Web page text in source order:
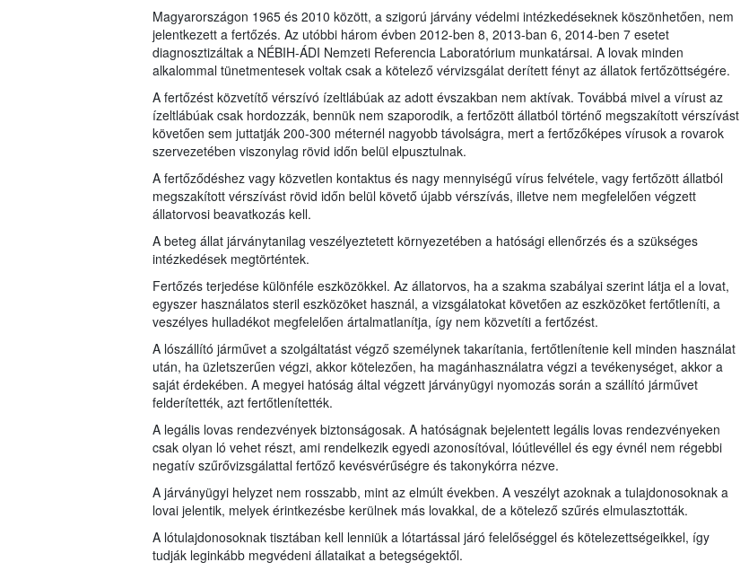
Magyarországon 1965 és 2010 között, a szigorú járvány védelmi intézkedéseknek köszönhetően, nem
jelentkezett a fertőzés. Az utóbbi három évben 2012-ben 8, 2013-ban 6, 2014-ben 7 esetet
diagnosztizáltak a NÉBIH-ÁDI Nemzeti Referencia Laboratórium munkatársai. A lovak minden
alkalommal tünetmentesek voltak csak a kötelező vérvizsgálat derített fényt az állatok fertőzöttségére.
A fertőzést közvetítő vérszívó ízeltlábúak az adott évszakban nem aktívak. Továbbá mivel a vírust az
ízeltlábúak csak hordozzák, bennük nem szaporodik, a fertőzött állatból történő megszakított vérszívást
követően sem juttatják 200-300 méternél nagyobb távolságra, mert a fertőzőképes vírusok a rovarok
szervezetében viszonylag rövid időn belül elpusztulnak.
A fertőződéshez vagy közvetlen kontaktus és nagy mennyiségű vírus felvétele, vagy fertőzött állatból
megszakított vérszívást rövid időn belül követő újabb vérszívás, illetve nem megfelelően végzett
állatorvosi beavatkozás kell.
A beteg állat járványtanilag veszélyeztetett környezetében a hatósági ellenőrzés és a szükséges
intézkedések megtörténtek.
Fertőzés terjedése különféle eszközökkel. Az állatorvos, ha a szakma szabályai szerint látja el a lovat,
egyszer használatos steril eszközöket használ, a vizsgálatokat követően az eszközöket fertőtleníti, a
veszélyes hulladékot megfelelően ártalmatlanítja, így nem közvetíti a fertőzést.
A lószállító járművet a szolgáltatást végző személynek takarítania, fertőtlenítenie kell minden használat
után, ha üzletszerűen végzi, akkor kötelezően, ha magánhasználatra végzi a tevékenységet, akkor a
saját érdekében. A megyei hatóság által végzett járványügyi nyomozás során a szállító járművet
felderítették, azt fertőtlenítették.
A legális lovas rendezvények biztonságosak. A hatóságnak bejelentett legális lovas rendezvényeken
csak olyan ló vehet részt, ami rendelkezik egyedi azonosítóval, lóútlevéllel és egy évnél nem régebbi
negatív szűrővizsgálattal fertőző kevésvérűségre és takonykórra nézve.
A járványügyi helyzet nem rosszabb, mint az elmúlt években. A veszélyt azoknak a tulajdonosoknak a
lovai jelentik, melyek érintkezésbe kerülnek más lovakkal, de a kötelező szűrés elmulasztották.
A lótulajdonosoknak tisztában kell lenniük a lótartással járó felelőséggel és kötelezettségeikkel, így
tudják leginkább megvédeni állataikat a betegségektől.